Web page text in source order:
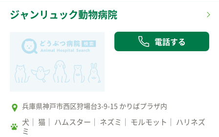
ジャンリュック動物病院
電話する
兵庫県神戸市西区狩場台3-9-15 かりばプラザ内
犬 猫 ハムスター ネズミ モルモット
ハリネズ
ミ